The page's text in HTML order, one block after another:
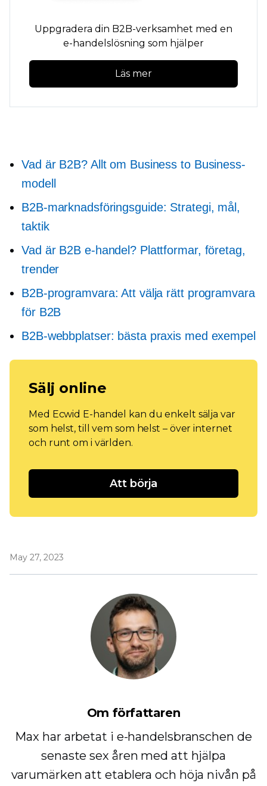
Uppgradera din B2B-verksamhet med en
e-handelslösning som hjälper
Läs mer
Vad är B2B? Allt om Business to Business-
modell
B2B-marknadsföringsguide: Strategi, mål,
taktik
Vad är B2B e-handel? Plattformar, företag,
trender
B2B-programvara: Att välja rätt programvara
för B2B
B2B-webbplatser: bästa praxis med exempel
Sälj online
Med Ecwid E-handel kan du enkelt sälja var
som helst, till vem som helst – över internet
och runt om i världen.
Att börja
May 27, 2023
Om författaren
Max har arbetat i e-handelsbranschen de
senaste sex åren med att hjälpa
varumärken att etablera och höja nivån på